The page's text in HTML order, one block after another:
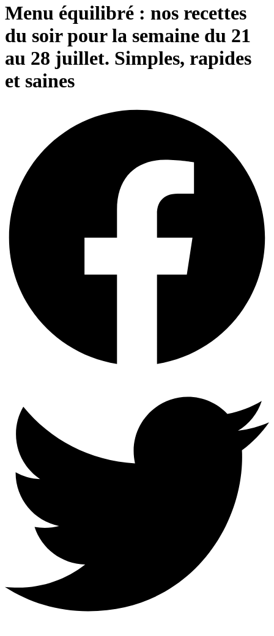
Menu équilibré : nos recettes
du soir pour la semaine du 21
au 28 juillet. Simples, rapides
et saines